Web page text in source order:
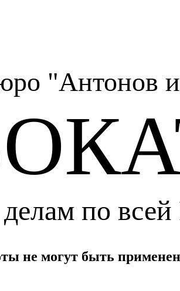
"Антонов
по
не могут быть